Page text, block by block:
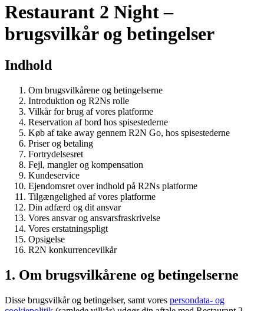
Restaurant 2 Night –
brugsvilkår og betingelser
Indhold
Om brugsvilkårene og betingelserne
Introduktion og R2Ns rolle
Vilkår for brug af vores platforme
Reservation af bord hos spisestederne
Køb af take away gennem R2N Go, hos spisestederne
Priser og betaling
Fortrydelsesret
Fejl, mangler og kompensation
Kundeservice
Ejendomsret over indhold på R2Ns platforme
Tilgængelighed af vores platforme
Din adfærd og dit ansvar
Vores ansvar og ansvarsfraskrivelse
Vores erstatningspligt
Opsigelse
R2N konkurrencevilkår
1. Om brugsvilkårene og betingelserne
Disse brugsvilkår og betingelser, samt vores persondata- og